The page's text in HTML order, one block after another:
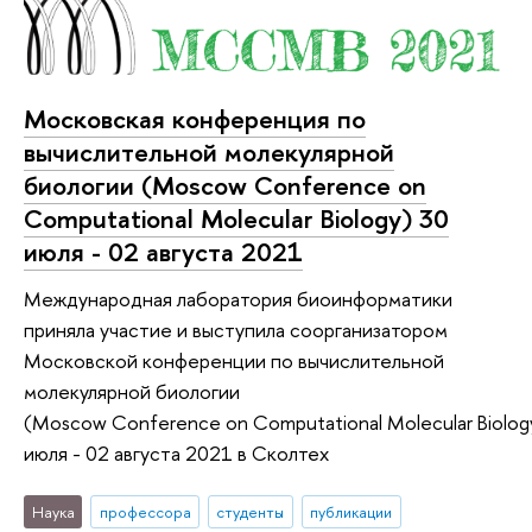
Московская конференция по
вычислительной молекулярной
биологии (Moscow Conference on
Computational Molecular Biology) 30
июля - 02 августа 2021
Международная лаборатория биоинформатики
приняла участие и выступила соорганизатором
Московской конференции по вычислительной
молекулярной биологии
(Moscow Conference on Computational Molecular
июля - 02 августа 2021 в Сколтех
Наука профессора студенты
публикации